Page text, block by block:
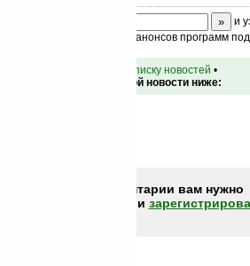
и
дайджест новостей, анонсов программ
вернуться к списку новостей •
Обсуждение этой новости ниже:
Чтобы писать комментарии вам нужно
или